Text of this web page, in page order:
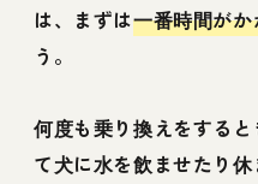
は、まずは一番時間が
う。
何度も乗り換えをする
て犬に水を飲ませたり